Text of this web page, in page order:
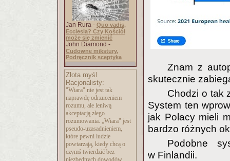
Jan Rura - Quo vadis,
Ecclesia? Czy Kościół
może się zmienić
John Diamond -
Cudowne mikstury.
Podręcznik sceptyka
Złota myśl
Racjonalisty:
"Wiara" nie jest tak
naprawdę odrzuceniem
rozumu, ale leniwą
akceptacją złego
rozumowania. „Wiara" jest
pseudo-uzasadnieniem,
które pewni ludzie
powtarzają, kiedy chcą o
czymś twierdzić bez
niezbędnych dowodów.
Znam z
skutecznie
Chodzi o tak
System ten
jak Polacy mieli
bardzo różnych
Podobne
w Finlandii.